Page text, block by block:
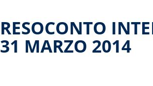
RESOCONTO
31 MARZO 2014